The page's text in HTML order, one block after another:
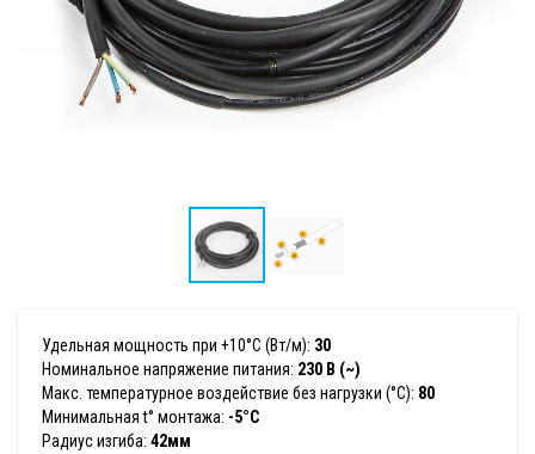
Удельная мощность при +10°С (Вт/м): 30
Номинальное напряжение питания: 230 В (~)
Макс. температурное воздействие без нагрузки (°С): 80
Минимальная t° монтажа: -5°С
Радиус изгиба: 42мм